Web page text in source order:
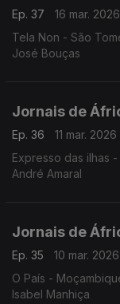
Ep. 37
16 mar. 2026
Tela Non - São
José Bouças
Jornais de
Ep. 36
11 mar. 2026
Expresso das ilhas
André Amaral
Jornais de
Ep. 35
10 mar. 2026
O País -
Isabel Manhiça